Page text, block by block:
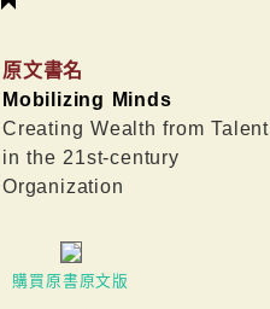
原文書名
Mobilizing Minds
Creating Wealth from Talent
in the 21st-century
Organization
購買原書原文版